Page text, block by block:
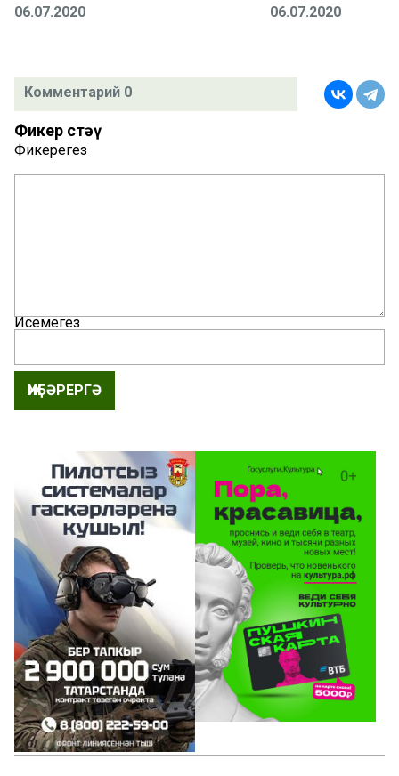
06.07.2020 06.07.2020
Комментарий 0
Фикер өстәү
Фикерегез
Исемегез
ҖИБӘРЕРГӘ